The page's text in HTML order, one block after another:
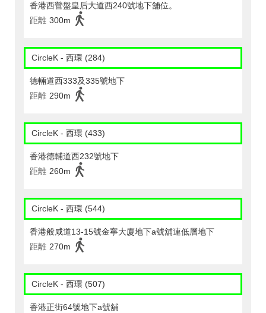
香港西營盤皇后大道西240號地下舖位。
距離 300m
CircleK - 西環 (284)
德輛道西333及335號地下
距離 290m
CircleK - 西環 (433)
香港德輔道西232號地下
距離 260m
CircleK - 西環 (544)
香港般咸道13-15號金寧大廈地下a號舖連低層地下
距離 270m
CircleK - 西環 (507)
香港正街64號地下a號舖